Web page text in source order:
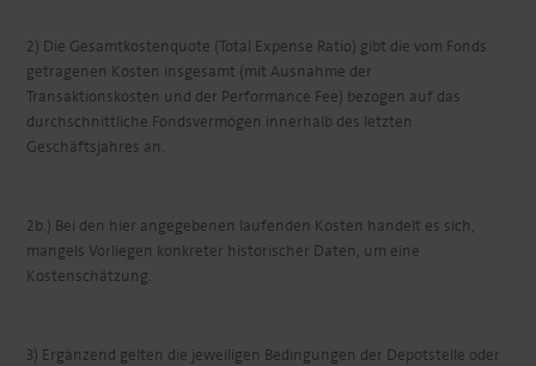
2) Die Gesamtkostenquote (Total Expense Ratio) gibt die vom Fonds
getragenen Kosten insgesamt (mit Ausnahme der
Transaktionskosten und der Performance Fee) bezogen auf das
durchschnittliche Fondsvermögen innerhalb des letzten
Geschäftsjahres an.
2b.) Bei den hier angegebenen laufenden Kosten handelt es sich,
mangels Vorliegen konkreter historischer Daten, um eine
Kostenschätzung.
3) Ergänzend gelten die jeweiligen Bedingungen der Depotstelle oder